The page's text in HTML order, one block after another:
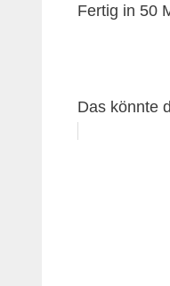
Fertig in 50
Das könnte